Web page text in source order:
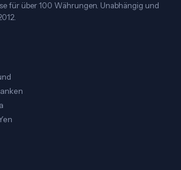
für über 100 Währungen. Unabhängig und